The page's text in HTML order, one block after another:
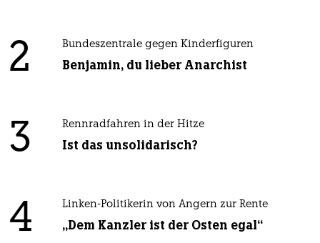
2 Bundeszentrale gegen Kinderfiguren
Benjamin, du lieber Anarchist
3 Rennradfahren in der Hitze
Ist das unsolidarisch?
4 Linken-Politikerin von Angern zur Rente
„Dem Kanzler ist der Osten egal“